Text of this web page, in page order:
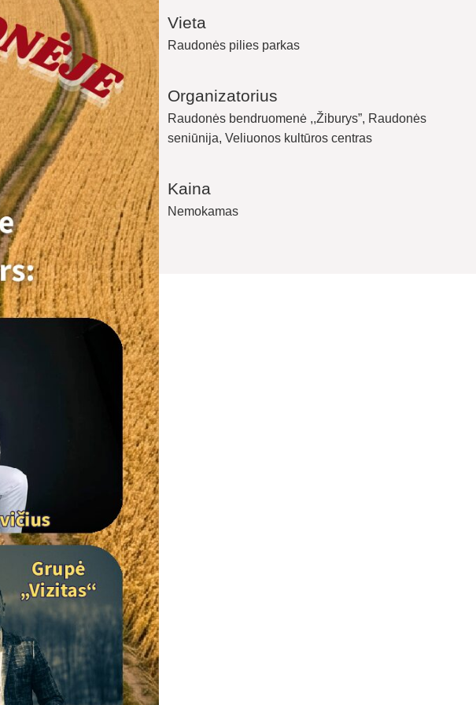
Vieta
Raudonės pilies parkas
Organizatorius
Raudonės bendruomenė ,,Žiburys”, Raudonės
seniūnija, Veliuonos kultūros centras
Kaina
Nemokamas